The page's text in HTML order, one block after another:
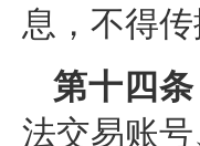
息，不得
第十四条
法交易账